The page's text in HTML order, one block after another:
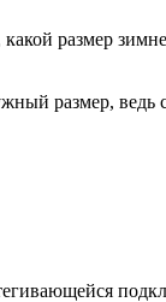
размер
размер, ведь